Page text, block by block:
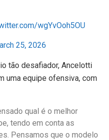
wgYvOoh5OU
25, 2026
tão desafiador, Ancelotti
uma equipe ofensiva, com
qual é o melhor
tendo em conta as
Pensamos que o modelo